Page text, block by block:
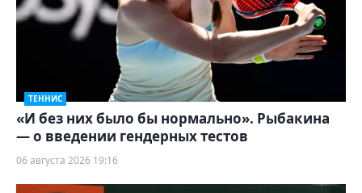
ТЕННИС
«И без них было бы нормально». Рыбакина
— о введении гендерных тестов
06 августа 2026 19:16